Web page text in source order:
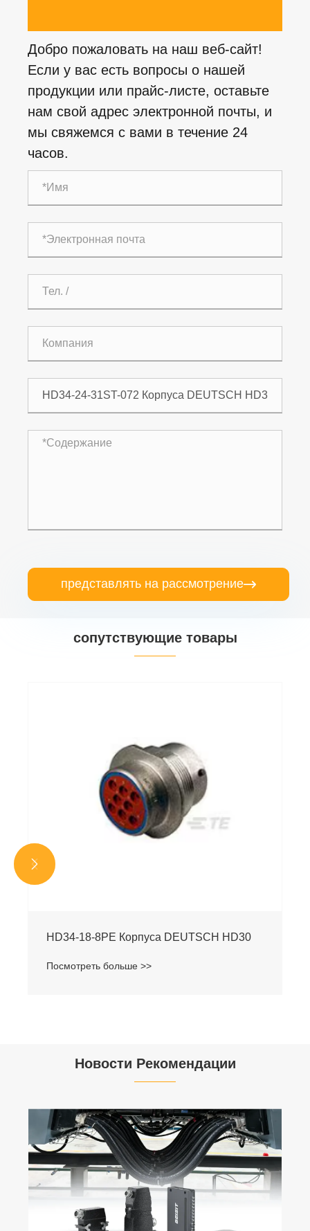
Добро пожаловать на наш веб-сайт!
Если у вас есть вопросы о нашей
продукции или прайс-листе, оставьте
нам свой адрес электронной почты, и
мы свяжемся с вами в течение 24
часов.
представлять на рассмотрение
сопутствующие товары
HD34-18-8PE Корпуса DEUTSCH HD30
Посмотреть больше >>


Новости Рекомендации